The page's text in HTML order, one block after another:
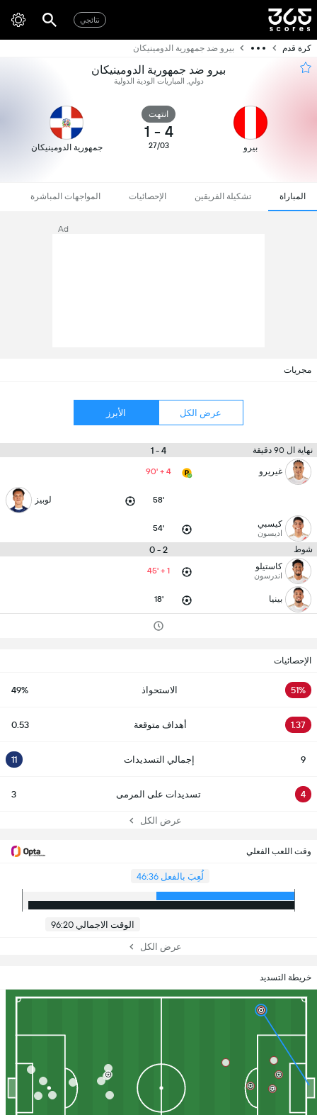
نتائجي
كرة قدم بيرو ضد جمهورية الدومينيكان
بيرو ضد جمهورية الدومينيكان
دولي, المباريات الودية الدولية
بيرو
انتهت
4
-
1
27/03 جمهورية الدومينيكان
المباراة تشكيلة الفريقين الإحصائيات المواجهات المباشرة
Ad
مجريات
عرض الكل الأبرز
نهاية ال 90 دقيقة 4 - 1
غيريرو 90' + 4
58' لوبيز
كيسبي
اديسون 54'
شوط 2 - 0
كاستيلو
اندرسون 45' + 1
بينيا 18'
الإحصائيات
51% الاستحواذ 49%
1.37 أهداف متوقعة 0.53
9 إجمالي التسديدات 11
4 تسديدات على المرمى 3
عرض الكل
وقت اللعب الفعلي
لُعِبَ بالفعل 46:36
الوقت الاجمالي 96:20
عرض الكل
خريطة التسديد